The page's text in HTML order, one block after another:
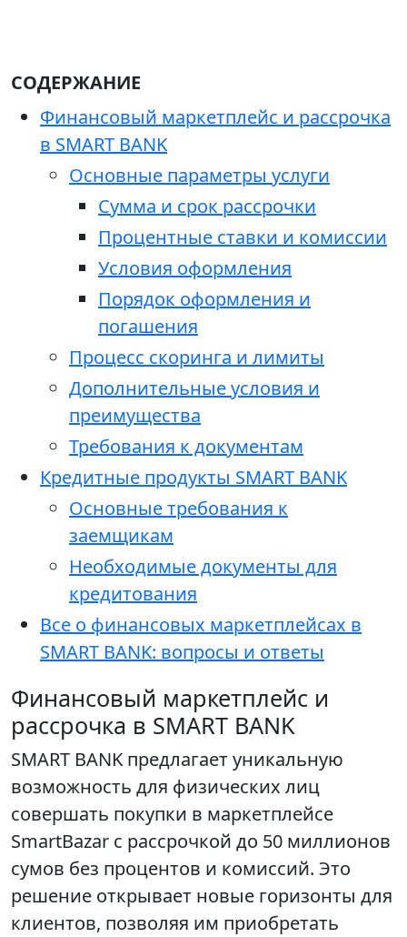
СОДЕРЖАНИЕ
Финансовый маркетплейс и рассрочка
в SMART BANK
Основные параметры услуги
Сумма и срок рассрочки
Процентные ставки и комиссии
Условия оформления
Порядок оформления и
погашения
Процесс скоринга и лимиты
Дополнительные условия и
преимущества
Требования к документам
Кредитные продукты SMART BANK
Основные требования к
заемщикам
Необходимые документы для
кредитования
Все о финансовых маркетплейсах в
SMART BANK: вопросы и ответы
Финансовый маркетплейс и
рассрочка в SMART BANK
SMART BANK предлагает уникальную
возможность для физических лиц
совершать покупки в маркетплейсе
SmartBazar с рассрочкой до 50 миллионов
сумов без процентов и комиссий. Это
решение открывает новые горизонты для
клиентов, позволяя им приобретать